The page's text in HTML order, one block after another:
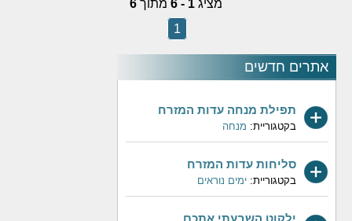
אתרים חדשים
תפילת מנחה עדות המזרח
בקטגוריית: מנחה
סליחות עדות המזרח
בקטגוריית: ימים נוראים
ילקוט השבעתי אתכם
מציג 1 - 6 מתוך 6
1